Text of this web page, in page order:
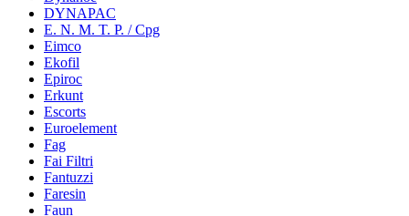
DYNAPAC
E. N. M. T. P. / Cpg
Eimco
Ekofil
Epiroc
Erkunt
Escorts
Euroelement
Fag
Fai Filtri
Fantuzzi
Faresin
Faun